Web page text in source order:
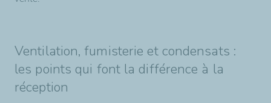
Ventilation, fumisterie et condensats :
les points qui font la différence à la
réception